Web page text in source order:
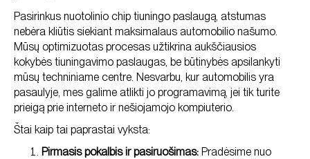
Pasirinkus nuotolinio chip tiuningo paslaugą, atstumas
nebėra kliūtis siekiant maksimalaus automobilio našumo.
Mūsų optimizuotas procesas užtikrina aukščiausios
kokybės tiuningavimo paslaugas, be būtinybės apsilankyti
mūsų techniniame centre. Nesvarbu, kur automobilis yra
pasaulyje, mes galime atlikti jo programavimą, jei tik turite
prieigą prie interneto ir nešiojamojo kompiuterio.
Štai kaip tai paprastai vyksta:
Pirmasis pokalbis ir pasiruošimas: Pradėsime nuo